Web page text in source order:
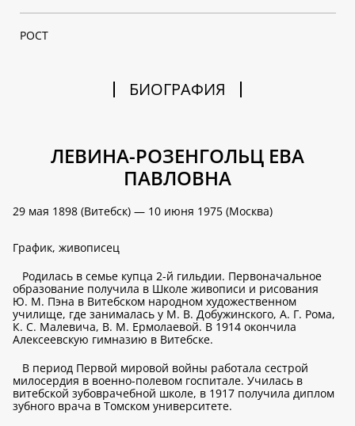
РОСТ
БИОГРАФИЯ
ЛЕВИНА-РОЗЕНГОЛЬЦ ЕВА
ПАВЛОВНА
29 мая 1898 (Витебск) — 10 июня 1975 (Москва)
График, живописец
Родилась в семье купца 2-й гильдии. Первоначальное
образование получила в Школе живописи и рисования
Ю. М. Пэна в Витебском народном художественном
училище, где занималась у М. В. Добужинского, А. Г. Рома,
К. С. Малевича, В. М. Ермолаевой. В 1914 окончила
Алексеевскую гимназию в Витебске.
В период Первой мировой войны работала сестрой
милосердия в военно-полевом госпитале. Училась в
витебской зубоврачебной школе, в 1917 получила диплом
зубного врача в Томском университете.